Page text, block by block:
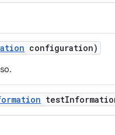
configuration)
test